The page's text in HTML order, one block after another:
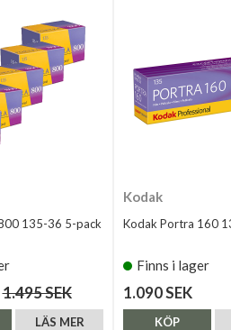
135-36 5-pack
1.495 SEK
LÄS MER
Kodak
Kodak Portra 160
Finns i lager
1.090 SEK
KÖP